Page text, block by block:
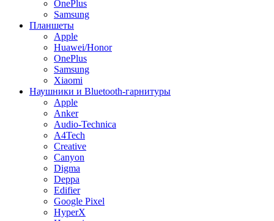
OnePlus
Samsung
Планшеты
Apple
Huawei/Honor
OnePlus
Samsung
Xiaomi
Наушники и Bluetooth-гарнитуры
Apple
Anker
Audio-Technica
A4Tech
Creative
Canyon
Digma
Deppa
Edifier
Google Pixel
HyperX